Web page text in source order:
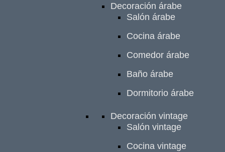
Decoración árabe
Salón árabe
Cocina árabe
Comedor árabe
Baño árabe
Dormitorio árabe
Decoración vintage
Salón vintage
Cocina vintage